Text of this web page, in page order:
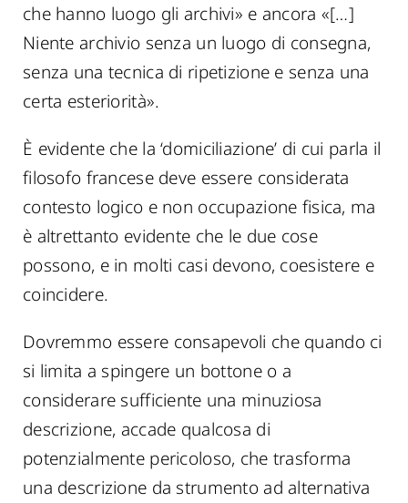
che hanno luogo gli archivi» e ancora «[…]
Niente archivio senza un luogo di consegna,
senza una tecnica di ripetizione e senza una
certa esteriorità».
È evidente che la ‘domiciliazione’ di cui parla il
filosofo francese deve essere considerata
contesto logico e non occupazione fisica, ma
è altrettanto evidente che le due cose
possono, e in molti casi devono, coesistere e
coincidere.
Dovremmo essere consapevoli che quando ci
si limita a spingere un bottone o a
considerare sufficiente una minuziosa
descrizione, accade qualcosa di
potenzialmente pericoloso, che trasforma
una descrizione da strumento ad alternativa